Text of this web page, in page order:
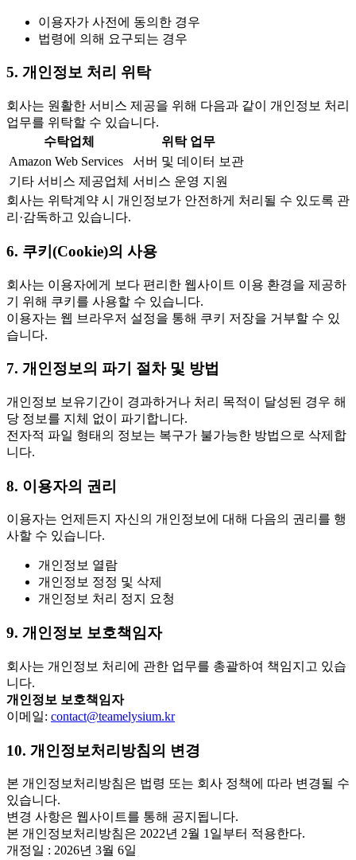
이용자가 사전에 동의한 경우
법령에 의해 요구되는 경우
5. 개인정보 처리 위탁
회사는 원활한 서비스 제공을 위해 다음과 같이 개인정보 처리
업무를 위탁할 수 있습니다.
수탁업체
위탁 업무
Amazon Web Services
서버 및 데이터 보관
기타 서비스 제공업체 서비스 운영 지원
회사는 위탁계약 시 개인정보가 안전하게 처리될 수 있도록 관
리·감독하고 있습니다.
6. 쿠키(Cookie)의 사용
회사는 이용자에게 보다 편리한 웹사이트 이용 환경을 제공하
기 위해 쿠키를 사용할 수 있습니다.
이용자는 웹 브라우저 설정을 통해 쿠키 저장을 거부할 수 있
습니다.
7. 개인정보의 파기 절차 및 방법
개인정보 보유기간이 경과하거나 처리 목적이 달성된 경우 해
당 정보를 지체 없이 파기합니다.
전자적 파일 형태의 정보는 복구가 불가능한 방법으로 삭제합
니다.
8. 이용자의 권리
이용자는 언제든지 자신의 개인정보에 대해 다음의 권리를 행
사할 수 있습니다.
개인정보 열람
개인정보 정정 및 삭제
개인정보 처리 정지 요청
9. 개인정보 보호책임자
회사는 개인정보 처리에 관한 업무를 총괄하여 책임지고 있습
니다.
개인정보 보호책임자
이메일: contact@teamelysium.kr
10. 개인정보처리방침의 변경
본 개인정보처리방침은 법령 또는 회사 정책에 따라 변경될 수
있습니다.
변경 사항은 웹사이트를 통해 공지됩니다.
본 개인정보처리방침은 2022년 2월 1일부터 적용한다.
개정일 : 2026년 3월 6일